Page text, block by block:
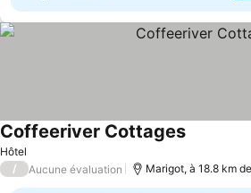
Hôtel
Coffeeriver Cottages
/ Aucune évaluation Marigot, à 18.8 km